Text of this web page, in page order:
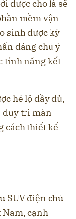
được cho là sẽ
mềm vận
sinh được kỳ
đáng chú ý
tính năng kết
hé lộ đầy đủ,
duy trì màn
cách thiết kế
SUV điện chủ
cạnh